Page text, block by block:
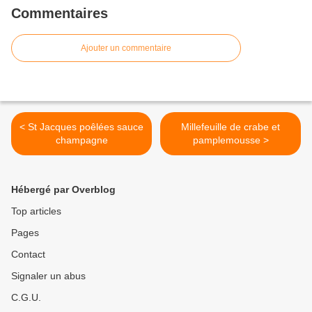
Commentaires
Ajouter un commentaire
< St Jacques poêlées sauce
champagne
Millefeuille de crabe et
pamplemousse >
Hébergé par Overblog
Top articles
Pages
Contact
Signaler un abus
C.G.U.